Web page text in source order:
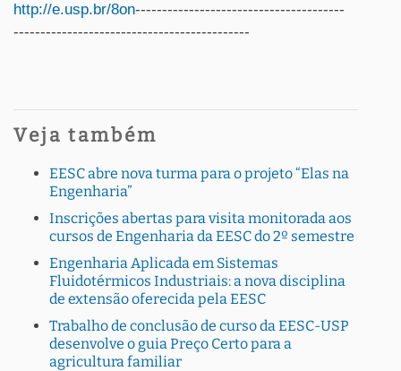
http://e.usp.br/8on---------------------------------------
--------------------------------------------
Veja também
EESC abre nova turma para o projeto “Elas na
Engenharia”
Inscrições abertas para visita monitorada aos
cursos de Engenharia da EESC do 2º semestre
Engenharia Aplicada em Sistemas
Fluidotérmicos Industriais: a nova disciplina
de extensão oferecida pela EESC
Trabalho de conclusão de curso da EESC-USP
desenvolve o guia Preço Certo para a
agricultura familiar